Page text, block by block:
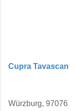
Cupra Tavascan
Würzburg, 97076